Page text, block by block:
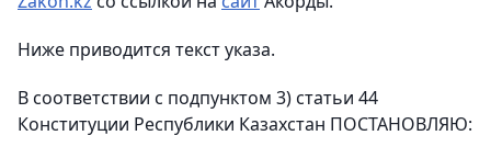
Ниже приводится текст указа.
В соответствии с подпунктом 3) статьи 44
Конституции Республики Казахстан ПОСТАНОВЛЯЮ: